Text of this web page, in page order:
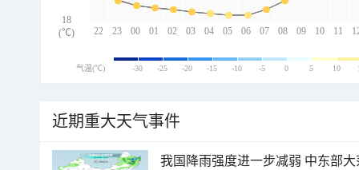
22 23 00 01 02 03 04 05 06 07 08 09 10 11
18
(℃)
气温(℃) -30 -25 -20 -15 -10 -5 0 5 10
近期重大天气事件
我国降雨强度进一步减弱 中东部